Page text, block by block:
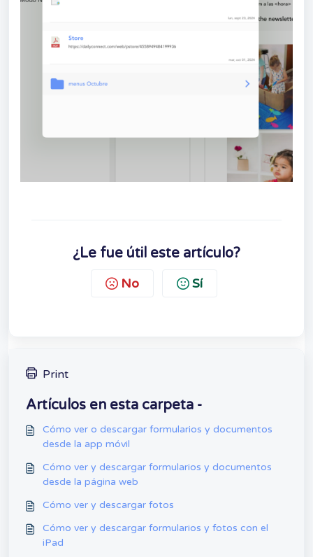
¿Le fue útil este artículo?
No Sí
Print
Artículos en esta carpeta -
Cómo ver o descargar formularios y documentos
desde la app móvil
Cómo ver y descargar formularios y documentos
desde la página web
Cómo ver y descargar fotos
Cómo ver y descargar formularios y fotos con el
iPad